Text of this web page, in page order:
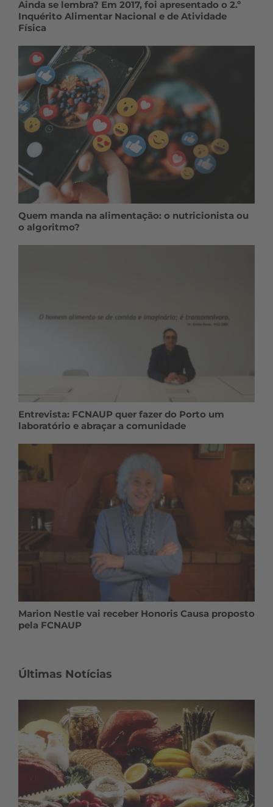
Ainda se lembra? Em 2017, foi apresentado o 2.º
Inquérito Alimentar Nacional e de Atividade
Física
Quem manda na alimentação: o nutricionista ou
o algoritmo?
Entrevista: FCNAUP quer fazer do Porto um
laboratório e abraçar a comunidade
Marion Nestle vai receber Honoris Causa proposto
pela FCNAUP
Últimas Notícias